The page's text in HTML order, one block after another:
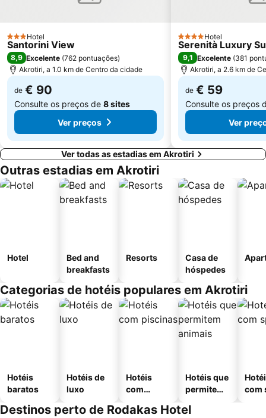
3 Estrelas
Hotel
Santorini View
8,9 Excelente (762 pontuações)
Akrotiri, a 1.0 km de Centro da cidade
de € 90
Consulte os preços de 8 sites
Ver preços
4 Estrelas
Hotel
Serenità Luxury
9,1 Excelente (381
Akrotiri, a 2.6 km de
de € 59
Consulte os preços
Ver
Ver todas as estadias em Akrotiri
Outras estadias em Akrotiri
Hotel
Bed and
breakfasts
Resorts
Casa de
hóspedes
Categorias de hotéis populares em Akrotiri
Hotéis
baratos
Hotéis de
luxo
Hotéis
com
Hotéis que
permitem
com
Destinos perto de Rodakas Hotel